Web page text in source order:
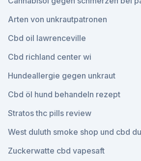
Arten von unkrautpatronen
Cbd oil lawrenceville
Cbd richland center wi
Hundeallergie gegen unkraut
Cbd öl hund behandeln rezept
Stratos thc pills review
West duluth smoke shop und cbd
Zuckerwatte cbd vapesaft